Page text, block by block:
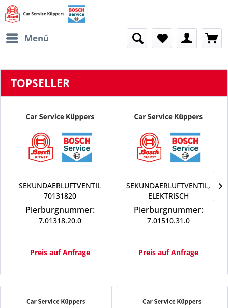
Menü
TOPSELLER
SEKUNDAERLUFTVENTIL
70131820
Pierburgnummer:
7.01318.20.0
Preis auf Anfrage
SEKUNDAERLUFTVENTIL,
ELEKTRISCH
Pierburgnummer:
7.01510.31.0
Preis auf Anfrage